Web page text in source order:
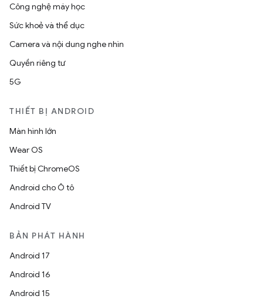
Công nghệ máy học
Sức khoẻ và thể dục
Camera và nội dung nghe nhìn
Quyền riêng tư
5G
THIẾT BỊ ANDROID
Màn hình lớn
Wear OS
Thiết bị ChromeOS
Android cho Ô tô
Android TV
BẢN PHÁT HÀNH
Android 17
Android 16
Android 15